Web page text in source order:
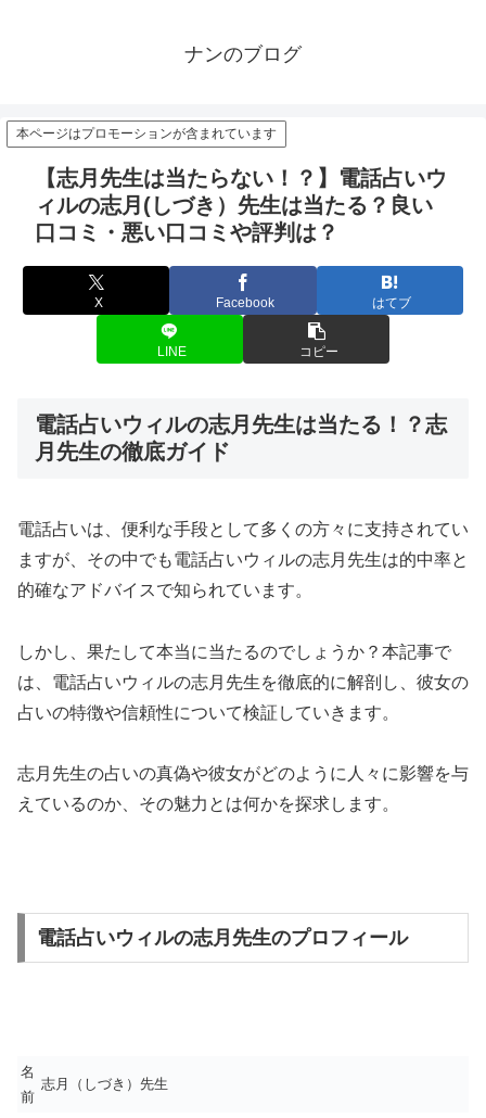
ナンのブログ
本ページはプロモーションが含まれています
【志月先生は当たらない！？】電話占いウ
ィルの志月(しづき）先生は当たる？良い
口コミ・悪い口コミや評判は？
X Facebook はてブ
LINE コピー
電話占いウィルの志月先生は当たる！？志
月先生の徹底ガイド
電話占いは、便利な手段として多くの方々に支持されてい
ますが、その中でも電話占いウィルの志月先生は的中率と
的確なアドバイスで知られています。
しかし、果たして本当に当たるのでしょうか？本記事で
は、電話占いウィルの志月先生を徹底的に解剖し、彼女の
占いの特徴や信頼性について検証していきます。
志月先生の占いの真偽や彼女がどのように人々に影響を与
えているのか、その魅力とは何かを探求します。
電話占いウィルの志月先生のプロフィール
名
前
志月（しづき）先生